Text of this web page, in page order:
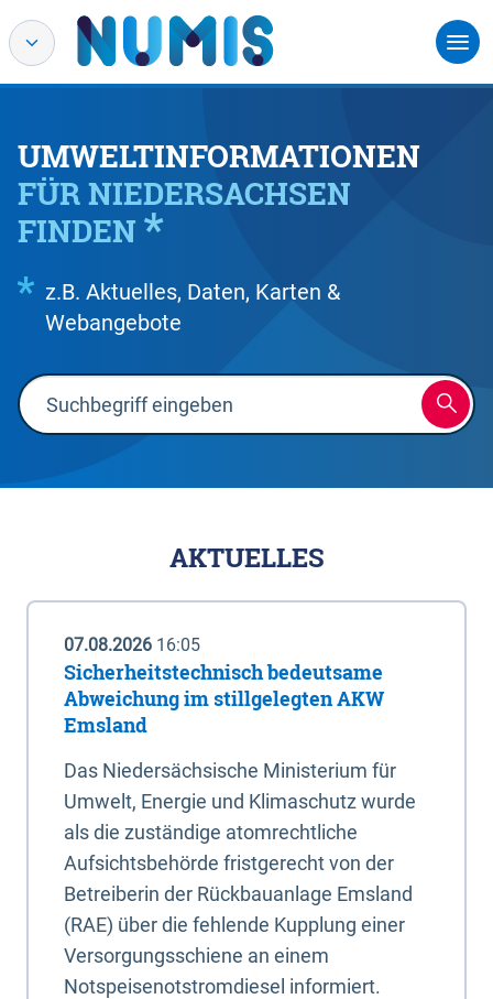
UMWELTINFORMATIONEN
FÜR NIEDERSACHSEN
FINDEN
z.B. Aktuelles, Daten, Karten &
Webangebote
AKTUELLES
07.08.2026 16:05
Sicherheitstechnisch bedeutsame
Abweichung im stillgelegten AKW
Emsland
Das Niedersächsische Ministerium für
Umwelt, Energie und Klimaschutz wurde
als die zuständige atomrechtliche
Aufsichtsbehörde fristgerecht von der
Betreiberin der Rückbauanlage Emsland
(RAE) über die fehlende Kupplung einer
Versorgungsschiene an einem
Notspeisenotstromdiesel informiert.